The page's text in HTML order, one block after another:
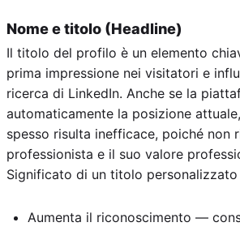
Nome e titolo (Headline)
Il titolo del profilo è un elemento
prima impressione nei visitatori e
ricerca di LinkedIn. Anche se la
automaticamente la posizione
spesso risulta inefficace, poiché non
professionista e il suo valore
Significato di un titolo personalizzato
Aumenta il riconoscimento —